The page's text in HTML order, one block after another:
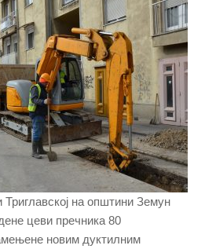
на општини Земун
цеви пречника 80
новим дуктилним